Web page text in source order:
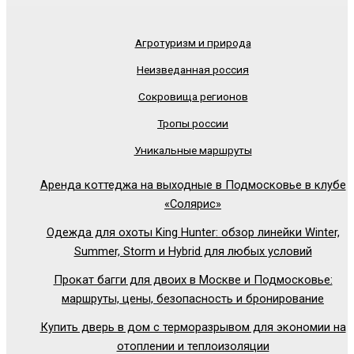
Агротуризм и природа
Неизведанная россия
Сокровища регионов
Тропы россии
Уникальные маршруты
Аренда коттеджа на выходные в Подмосковье в клубе
«Солярис»
Одежда для охоты King Hunter: обзор линейки Winter,
Summer, Storm и Hybrid для любых условий
Прокат багги для двоих в Москве и Подмосковье:
маршруты, цены, безопасность и бронирование
Купить дверь в дом с терморазрывом для экономии на
отоплении и теплоизоляции